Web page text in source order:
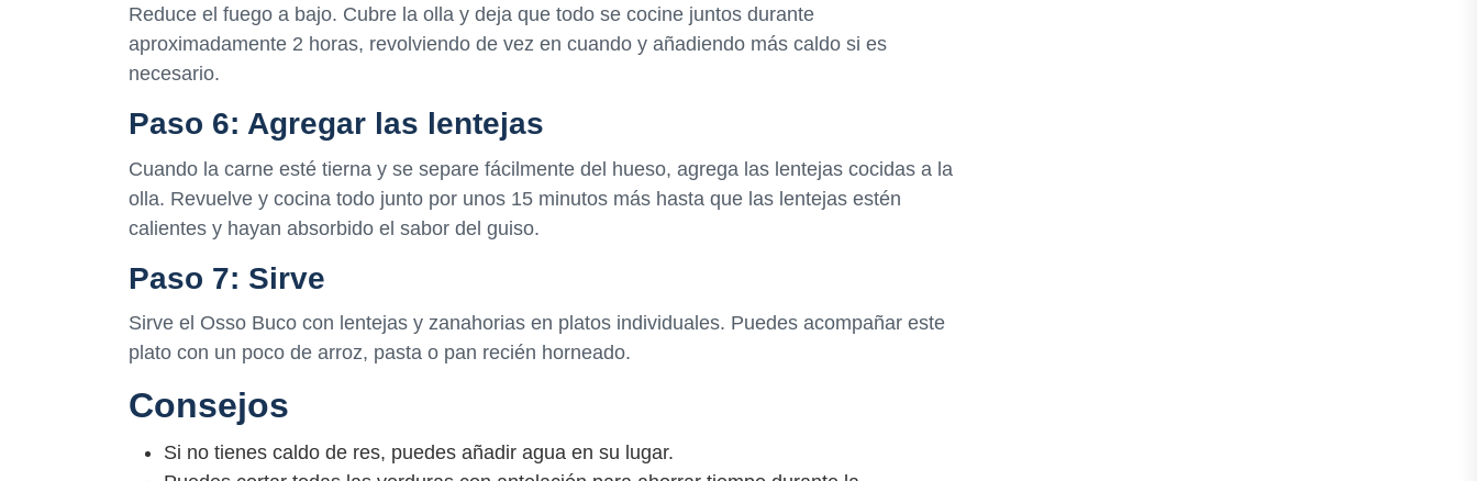
Reduce el fuego a bajo. Cubre la olla y deja que todo se cocine juntos durante
aproximadamente 2 horas, revolviendo de vez en cuando y añadiendo más caldo si es
necesario.
Paso 6: Agregar las lentejas
Cuando la carne esté tierna y se separe fácilmente del hueso, agrega las lentejas cocidas a la
olla. Revuelve y cocina todo junto por unos 15 minutos más hasta que las lentejas estén
calientes y hayan absorbido el sabor del guiso.
Paso 7: Sirve
Sirve el Osso Buco con lentejas y zanahorias en platos individuales. Puedes acompañar este
plato con un poco de arroz, pasta o pan recién horneado.
Consejos
Si no tienes caldo de res, puedes añadir agua en su lugar.